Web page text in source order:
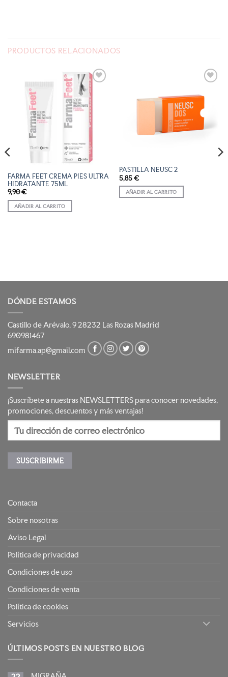
PRODUCTOS RELACIONADOS
AÑADIR
A LA
LISTA
DE
DESEOS
FARMA FEET CREMA PIES ULTRA
HIDRATANTE 75ML
9,90€
AÑADIR AL CARRITO
A LA
LISTA
DE
DESEOS
PASTILLA NEUSC 2
5,85 €
AÑADIR AL CARRITO
DÓNDE ESTAMOS
Castillo de Arévalo, 9 28232 Las Rozas Madrid
690981467
mifarma.ap@gmail.com
NEWSLETTER
¡Suscríbete a nuestras NEWSLETTERS para conocer novedades,
promociones, descuentos y más ventajas!
Contacta
Sobre nosotras
Aviso Legal
Política de privacidad
Condiciones de uso
Condiciones de venta
Política de cookies
Servicios
ÚLTIMOS POSTS EN NUESTRO BLOG